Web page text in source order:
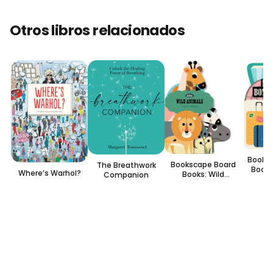
Otros libros relacionados
Where’s Warhol?
The Breathwork
Companion
Bookscape Board
Books: Wild